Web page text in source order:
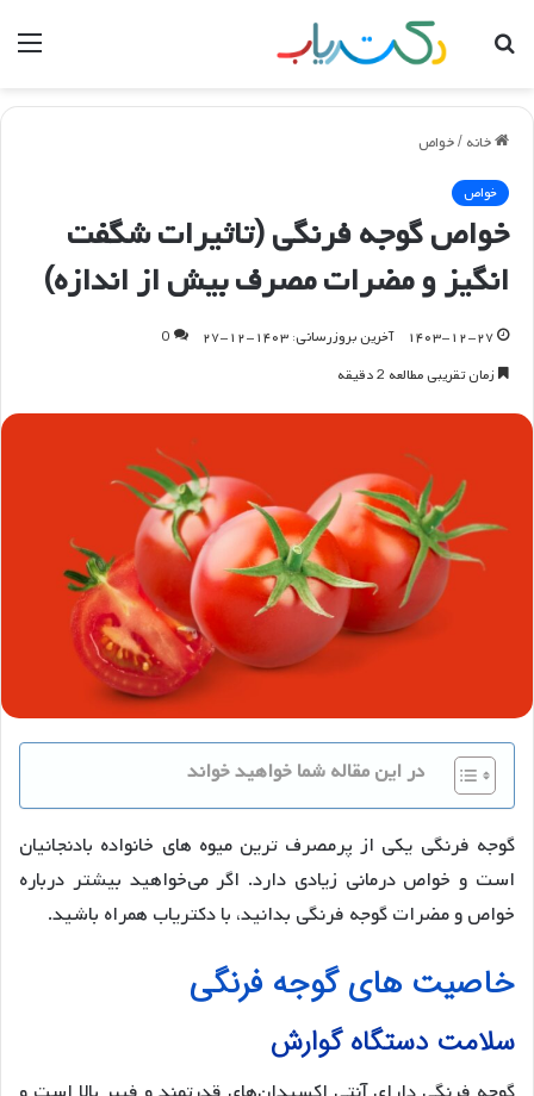
جستجو
خانه /خواص
خواص
خواص گوجه فرنگی (تاثیرات شگفت
انگیز و مضرات مصرف بیش از اندازه)
۱۴۰۳-۱۲-۲۷ آخرین بروزرسانی: ۱۴۰۳-۱۲-۲۷
0
زمان تقریبی مطالعه 2 دقیقه
در این مقاله شما خواهید خواند
گوجه فرنگی یکی از پرمصرف ترین میوه های خانواده بادنجانیان
است و خواص درمانی زیادی دارد. اگر می‌خواهید بیشتر درباره
خواص و مضرات گوجه فرنگی بدانید، با دکتریاب همراه باشید.
خاصیت های گوجه فرنگی
سلامت دستگاه گوارش